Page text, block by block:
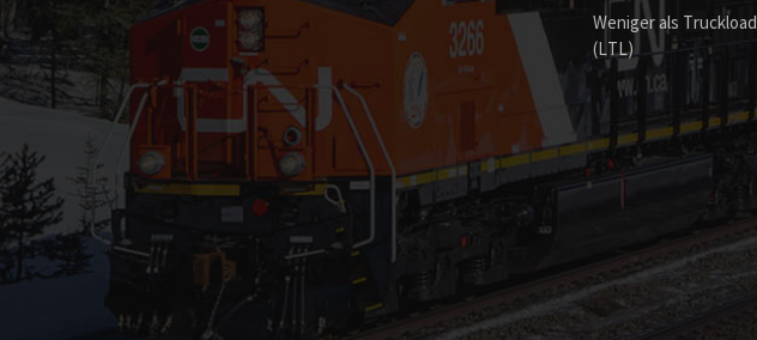
Weniger als Truckload
(LTL)